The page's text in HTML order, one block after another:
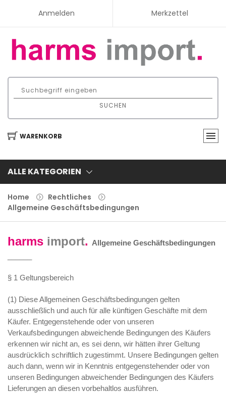
Anmelden Merkzettel
SUCHEN
WARENKORB
ALLE KATEGORIEN
Home
Rechtliches
Allgemeine Geschäftsbedingungen
harms import.
Allgemeine Geschäftsbedingungen
§ 1 Geltungsbereich
(1) Diese Allgemeinen Geschäftsbedingungen gelten
ausschließlich und auch für alle künftigen Geschäfte mit dem
Käufer. Entgegenstehende oder von unseren
Verkaufsbedingungen abweichende Bedingungen des Käufers
erkennen wir nicht an, es sei denn, wir hätten ihrer Geltung
ausdrücklich schriftlich zugestimmt. Unsere Bedingungen gelten
auch dann, wenn wir in Kenntnis entgegenstehender oder von
unseren Bedingungen abweichender Bedingungen des Käufers
Lieferungen an diesen vorbehaltlos ausführen.